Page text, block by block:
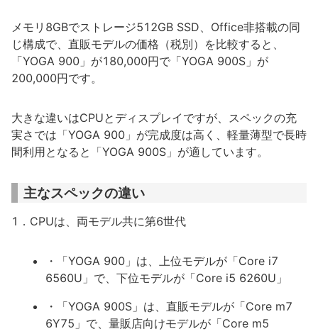
メモリ8GBでストレージ512GB SSD、Office非搭載の同
じ構成で、直販モデルの価格（税別）を比較すると、
「YOGA 900」が180,000円で「YOGA 900S」が
200,000円です。
大きな違いはCPUとディスプレイですが、スペックの充
実さでは「YOGA 900」が完成度は高く、軽量薄型で長時
間利用となると「YOGA 900S」が適しています。
主なスペックの違い
1．CPUは、両モデル共に第6世代
・「YOGA 900」は、上位モデルが「Core i7
6560U」で、下位モデルが「Core i5 6260U」
・「YOGA 900S」は、直販モデルが「Core m7
6Y75」で、量販店向けモデルが「Core m5